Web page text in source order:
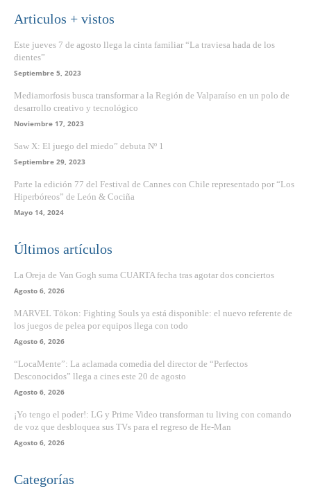
Articulos + vistos
Este jueves 7 de agosto llega la cinta familiar “La traviesa hada de los
dientes”
Septiembre 5, 2023
Mediamorfosis busca transformar a la Región de Valparaíso en un polo de
desarrollo creativo y tecnológico
Noviembre 17, 2023
Saw X: El juego del miedo” debuta Nº 1
Septiembre 29, 2023
Parte la edición 77 del Festival de Cannes con Chile representado por “Los
Hiperbóreos” de León & Cociña
Mayo 14, 2024
Últimos artículos
La Oreja de Van Gogh suma CUARTA fecha tras agotar dos conciertos
Agosto 6, 2026
MARVEL Tōkon: Fighting Souls ya está disponible: el nuevo referente de
los juegos de pelea por equipos llega con todo
Agosto 6, 2026
“LocaMente”: La aclamada comedia del director de “Perfectos
Desconocidos” llega a cines este 20 de agosto
Agosto 6, 2026
¡Yo tengo el poder!: LG y Prime Video transforman tu living con comando
de voz que desbloquea sus TVs para el regreso de He-Man
Agosto 6, 2026
Categorías